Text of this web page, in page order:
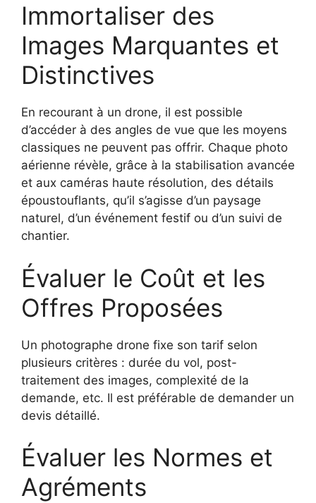
Immortaliser des
Images Marquantes et
Distinctives
En recourant à un drone, il est possible
d’accéder à des angles de vue que les moyens
classiques ne peuvent pas offrir. Chaque photo
aérienne révèle, grâce à la stabilisation avancée
et aux caméras haute résolution, des détails
époustouflants, qu’il s’agisse d’un paysage
naturel, d’un événement festif ou d’un suivi de
chantier.
Évaluer le Coût et les
Offres Proposées
Un photographe drone fixe son tarif selon
plusieurs critères : durée du vol, post-
traitement des images, complexité de la
demande, etc. Il est préférable de demander un
devis détaillé.
Évaluer les Normes et
Agréments